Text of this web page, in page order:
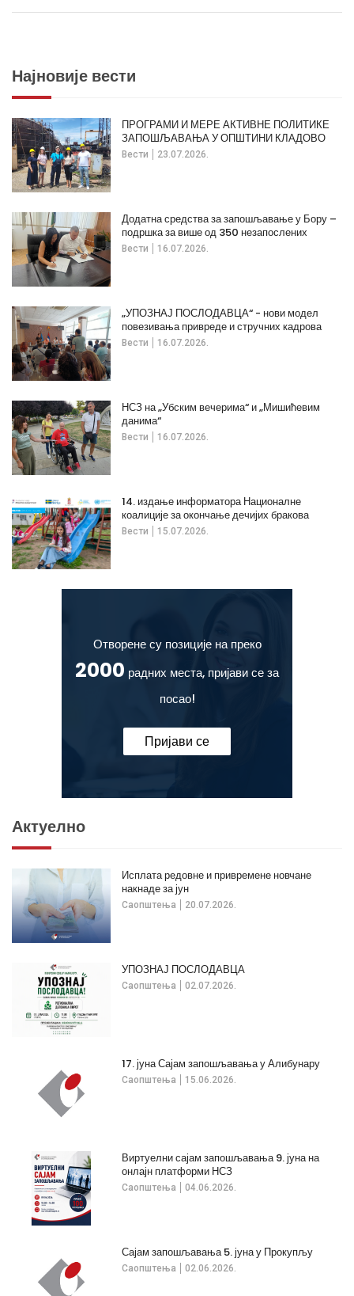
Најновије вести
Вести 23.07.2026.
ПРОГРАМИ И МЕРЕ АКТИВНЕ ПОЛИТИКЕ
ЗАПОШЉАВАЊА У ОПШТИНИ КЛАДОВО
Вести 16.07.2026.
Додатна средства за запошљавање у Бору –
подршка за више од 350 незапослених
Вести 16.07.2026.
„УПОЗНАЈ ПОСЛОДАВЦА“ - нови модел
повезивања привреде и стручних кадрова
Вести 16.07.2026.
НСЗ на „Убским вечерима“ и „Мишићевим
данима“
Вести 15.07.2026.
14. издање информатора Националне
коалиције за окончање дечијих бракова
Отворене су позиције на преко
2000 радних места, пријави се за
посао!
Пријави се
Актуелно
Саопштења 20.07.2026.
Исплата редовне и привремене новчане
накнаде за јун
Саопштења 02.07.2026.
УПОЗНАЈ ПОСЛОДАВЦА
Саопштења 15.06.2026.
17. јуна Сајам запошљавања у Алибунару
Саопштења 04.06.2026.
Виртуелни сајам запошљавања 9. јуна на
онлајн платформи НСЗ
Саопштења 02.06.2026.
Сајам запошљавања 5. јуна у Прокупљу